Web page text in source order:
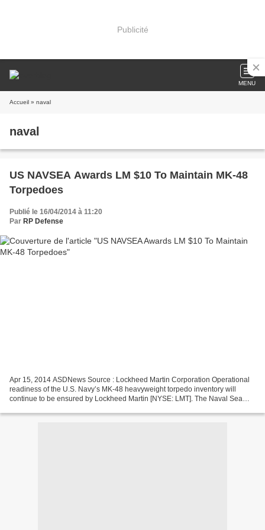
Publicité
MENU
Accueil » naval
naval
US NAVSEA Awards LM $10 To Maintain MK-48
Torpedoes
Publié le 16/04/2014 à 11:20
Par RP Defense
Apr 15, 2014 ASDNews Source : Lockheed Martin Corporation Operational
readiness of the U.S. Navy’s MK-48 heavyweight torpedo inventory will
continue to be ensured by Lockheed Martin [NYSE: LMT]. The Naval Sea